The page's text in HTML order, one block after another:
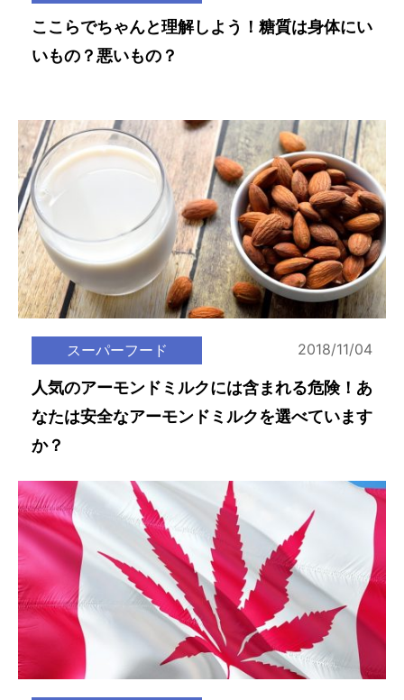
ここらでちゃんと理解しよう！糖質は身体にい
いもの？悪いもの？
スーパーフード 2018/11/04
人気のアーモンドミルクには含まれる危険！あ
なたは安全なアーモンドミルクを選べています
か？